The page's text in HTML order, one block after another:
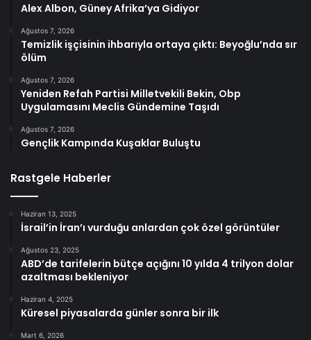
Alex Albon, Güney Afrika’ya Gidiyor
Ağustos 7, 2026
Temizlik işçisinin ihbarıyla ortaya çıktı: Beyoğlu’nda sır
ölüm
Ağustos 7, 2026
Yeniden Refah Partisi Milletvekili Bekin, Obp
Uygulamasını Meclis Gündemine Taşıdı
Ağustos 7, 2026
Gençlik Kampında Kuşaklar Buluştu
Rastgele Haberler
Haziran 13, 2025
İsrail’in İran’ı vurduğu anlardan çok özel görüntüler
Ağustos 23, 2025
ABD’de tarifelerin bütçe açığını 10 yılda 4 trilyon dolar
azaltması bekleniyor
Haziran 4, 2025
Küresel piyasalarda günler sonra bir ilk
Mart 6, 2026